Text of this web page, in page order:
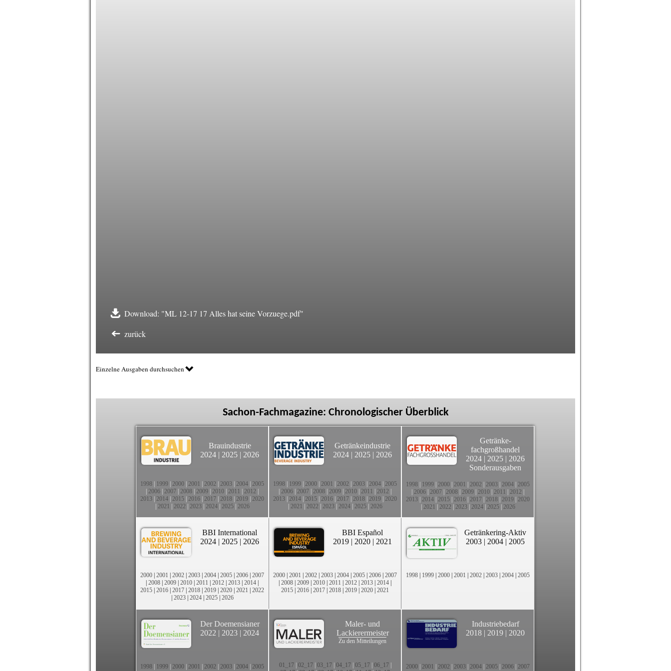
Download: "ML 12-17 17 Alles hat seine Vorzuege.pdf"
zurück
Einzelne Ausgaben durchsuchen
Sachon-Fachmagazine: Chronologischer Überblick
Brauindustrie
2024 | 2025 | 2026
1998 1999 2000 2001 2002 2003 2004 2005
2006 2007 2008 2009 2010 2011 2012
2013 2014 2015 2016 2017 2018 2019 2020
2021 2022 2023| 2024| 2025| 2026
Getränkeindustrie
2024 | 2025 | 2026
1998 1999 2000 2001 2002 2003 2004 2005
2006 2007 2008 2009 2010 2011 2012
2013 2014 2015 2016 2017 2018 2019 2020
2021 2022 2023| 2024| 2025| 2026
Getränke-
fachgroßhandel
2024 | 2025 | 2026
Sonderausgaben
1998 1999 2000 2001 2002 2003 2004 2005
2006 2007 2008 2009 2010 2011 2012
2013 2014 2015 2016 2017 2018 2019 2020
2021 2022 2023| 2024| 2025| 2026
BBI International
2024 | 2025 | 2026
2000 | 2001 | 2002 | 2003 | 2004 | 2005 | 2006 | 2007
| 2008 | 2009 | 2010 | 2011 | 2012 | 2013 | 2014 |
2015 | 2016 | 2017 | 2018 | 2019 | 2020 | 2021 | 2022
| 2023| 2024| 2025| 2026
BBI Español
2019 | 2020 | 2021
2000 | 2001 | 2002 | 2003 | 2004 | 2005 | 2006 | 2007
| 2008 | 2009 | 2010 | 2011 | 2012 | 2013 | 2014 |
2015 | 2016 | 2017 | 2018 | 2019 | 2020 | 2021
Getränkering-Aktiv
2003 | 2004 | 2005
1998 | 1999 | 2000 | 2001 | 2002 | 2003 | 2004 | 2005
Der Doemensianer
2022 | 2023 | 2024
1998 1999 2000 2001 2002 2003 2004 2005
Maler- und
Lackierermeister
Zu den Mitteilungen
01_17| 02_17| 03_17| 04_17| 05_17| 06_17|
Industriebedarf
2018 | 2019 | 2020
2000 2001 2002 2003 2004 2005 2006 2007